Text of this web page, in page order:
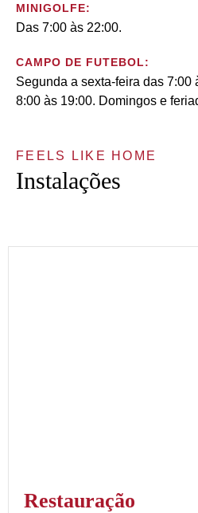
MINIGOLFE:
Das 7:00 às 22:00.
CAMPO DE FUTEBOL:
Segunda a sexta-feira das 7:00
8:00 às 19:00. Domingos e
FEELS LIKE HOME
Instalações
Restauração